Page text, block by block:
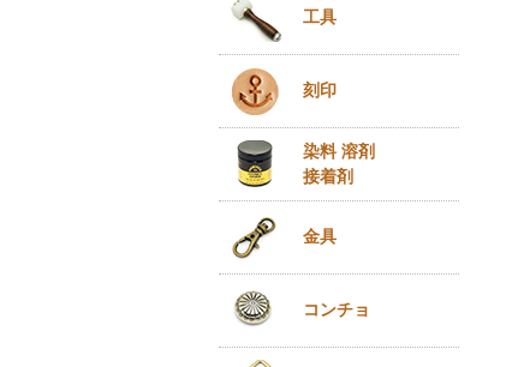
工具
刻印
染料 溶剤
接着剤
金具
コンチョ